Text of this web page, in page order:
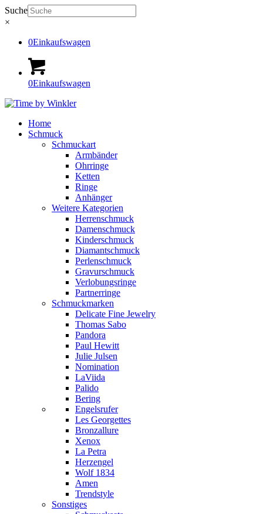
Suche
×
0Einkaufswagen
0Einkaufswagen
Home
Schmuck
Schmuckart
Armbänder
Ohrringe
Ketten
Ringe
Anhänger
Weitere Kategorien
Herrenschmuck
Damenschmuck
Kinderschmuck
Diamantschmuck
Perlenschmuck
Gravurschmuck
Verlobungsringe
Partnerringe
Schmuckmarken
Delicate Fine Jewelry
Thomas Sabo
Pandora
Paul Hewitt
Julie Julsen
Nomination
LaViida
Palido
Bering
Engelsrufer
Les Georgettes
Bronzallure
Xenox
La Petra
Herzengel
Wolf 1834
Amen
Trendstyle
Sonstiges